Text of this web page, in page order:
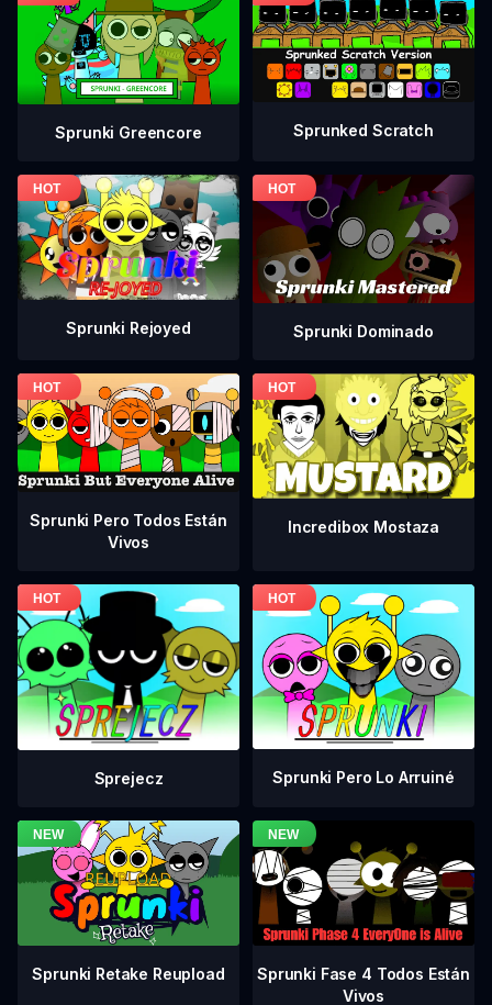
Sprunki Greencore Sprunked Scratch
Sprunki Rejoyed Sprunki Dominado
Sprunki Pero Todos Están
Vivos
Incredibox Mostaza
Sprejecz Sprunki Pero Lo Arruiné
Sprunki Retake Reupload
Sprunki Fase 4 Todos Están
Vivos